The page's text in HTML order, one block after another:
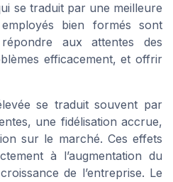
se traduit par une meilleure
bien formés sont
aux attentes des
efficacement, et offrir
se traduit souvent par
une fidélisation accrue,
sur le marché. Ces effets
à l’augmentation du
de l’entreprise. Le